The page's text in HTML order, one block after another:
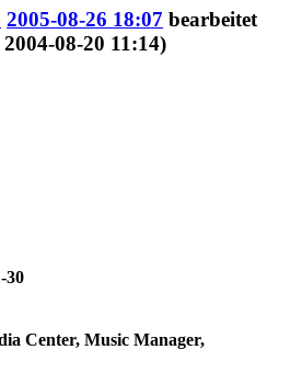
2005-08-26 18:07 bearbeitet
08-20 11:14)
30
Center, Music Manager,